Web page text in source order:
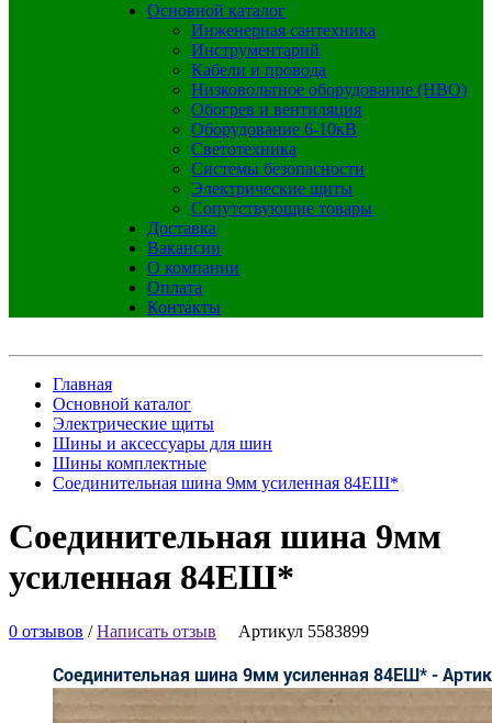
Основной каталог
Инженерная сантехника
Инструментарий
Кабели и провода
Низковольтное оборудование (НВО)
Обогрев и вентиляция
Оборудование 6-10кВ
Светотехника
Системы безопасности
Электрические щиты
Сопутствующие товары
Доставка
Вакансии
О компании
Оплата
Контакты
Главная
Основной каталог
Электрические щиты
Шины и аксессуары для шин
Шины комплектные
Соединительная шина 9мм усиленная 84ЕШ*
Соединительная шина 9мм
усиленная 84ЕШ*
0 отзывов /Написать отзыв Артикул 5583899